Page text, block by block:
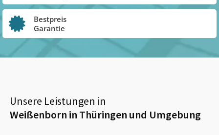
Bestpreis
Garantie
Unsere Leistungen in
Weißenborn in Thüringen und Umgebung